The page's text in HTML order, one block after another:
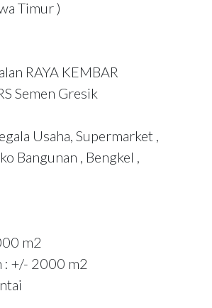
Timur )
RAYA KEMBAR
Semen Gresik
Usaha, Supermarket ,
Bangunan , Bengkel ,
m2
: +/- 2000 m2